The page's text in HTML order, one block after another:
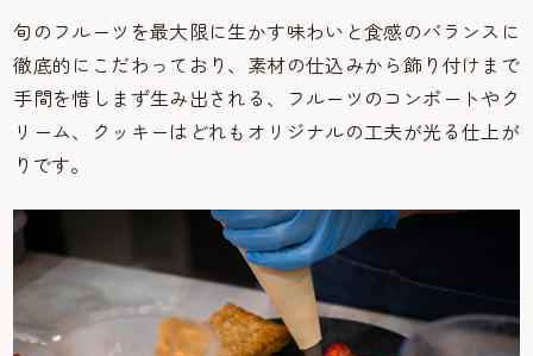
旬のフルーツを最大限に生かす味わいと食感のバランスに
徹底的にこだわっており、素材の仕込みから飾り付けまで
手間を惜しまず生み出される、フルーツのコンポートやク
リーム、クッキーはどれもオリジナルの工夫が光る仕上が
りです。